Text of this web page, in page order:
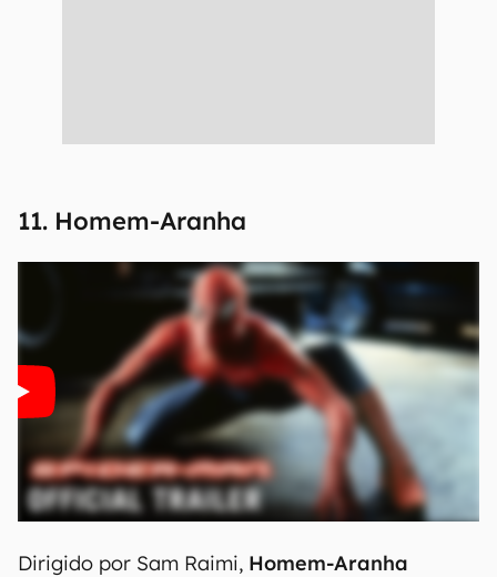
11. Homem-Aranha
Dirigido por Sam Raimi, Homem-Aranha